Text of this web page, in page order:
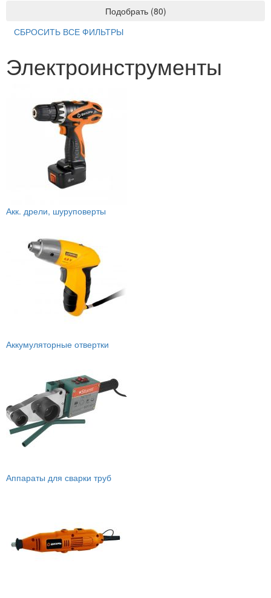
Подобрать (80)
СБРОСИТЬ ВСЕ ФИЛЬТРЫ
Электроинструменты
Акк. дрели, шуруповерты
Аккумуляторные отвертки
Аппараты для сварки труб